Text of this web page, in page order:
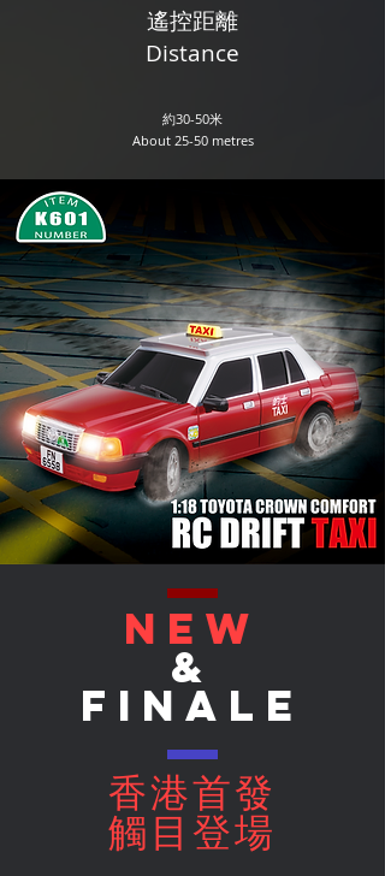
​遙控距離
Distance
約30-50米
About 25-50 metres
NEW
&
finale
香港首發
觸目登場